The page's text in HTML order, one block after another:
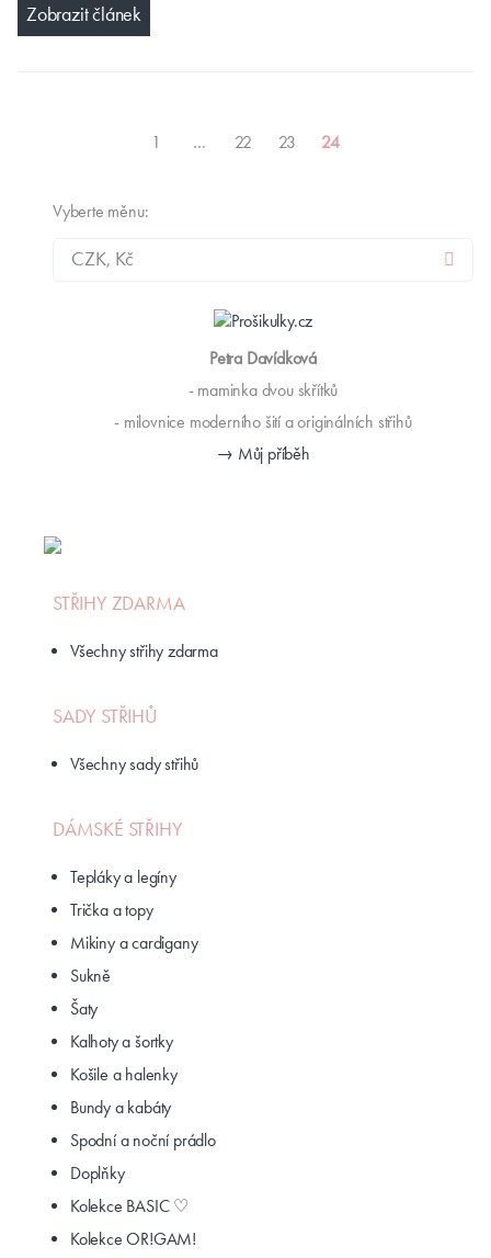
Zobrazit článek
1 … 22 23 24
Vyberte měnu:
Petra Davídková
- maminka dvou skřítků
- milovnice moderního šití a originálních střihů
→ Můj příběh
STŘIHY ZDARMA
Všechny střihy zdarma
SADY STŘIHŮ
Všechny sady střihů
DÁMSKÉ STŘIHY
Tepláky a legíny
Trička a topy
Mikiny a cardigany
Sukně
Šaty
Kalhoty a šortky
Košile a halenky
Bundy a kabáty
Spodní a noční prádlo
Doplňky
Kolekce BASIC ♡
Kolekce OR!GAM!